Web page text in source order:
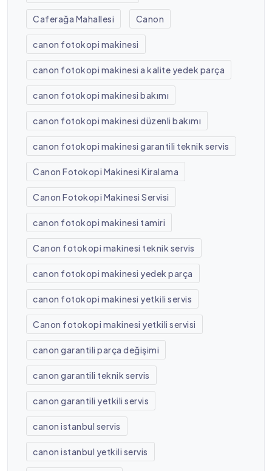
Caferağa Mahallesi Canon
canon fotokopi makinesi
canon fotokopi makinesi a kalite yedek parça
canon fotokopi makinesi bakımı
canon fotokopi makinesi düzenli bakımı
canon fotokopi makinesi garantili teknik servis
Canon Fotokopi Makinesi Kiralama
Canon Fotokopi Makinesi Servisi
canon fotokopi makinesi tamiri
Canon fotokopi makinesi teknik servis
canon fotokopi makinesi yedek parça
canon fotokopi makinesi yetkili servis
Canon fotokopi makinesi yetkili servisi
canon garantili parça değişimi
canon garantili teknik servis
canon garantili yetkili servis
canon istanbul servis
canon istanbul yetkili servis